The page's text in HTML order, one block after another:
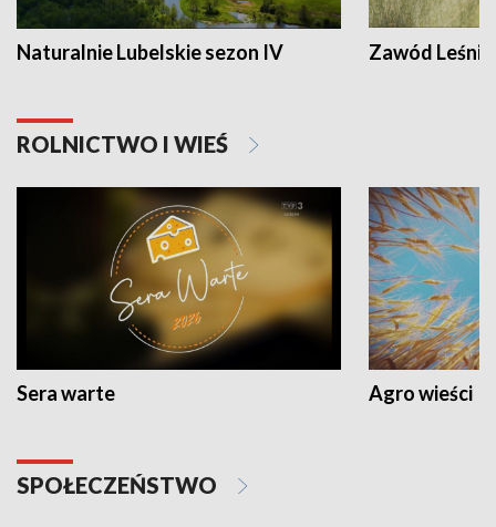
Naturalnie Lubelskie sezon IV Zawód Leśnik
ROLNICTWO I WIEŚ
Sera warte Agro wieści
SPOŁECZEŃSTWO